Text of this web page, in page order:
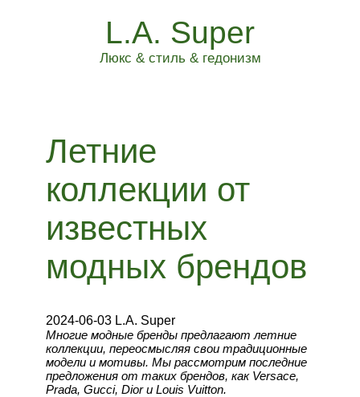
L.A. Super
Люкс & стиль & гедонизм
Летние
коллекции от
известных
модных брендов
2024-06-03 L.A. Super
Многие модные бренды предлагают летние
коллекции, переосмысляя свои традиционные
модели и мотивы. Мы рассмотрим последние
предложения от таких брендов, как Versace,
Prada, Gucci, Dior и Louis Vuitton.